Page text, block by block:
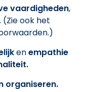
vaardigheden,
(Zie ook het
enempathie
organiseren.